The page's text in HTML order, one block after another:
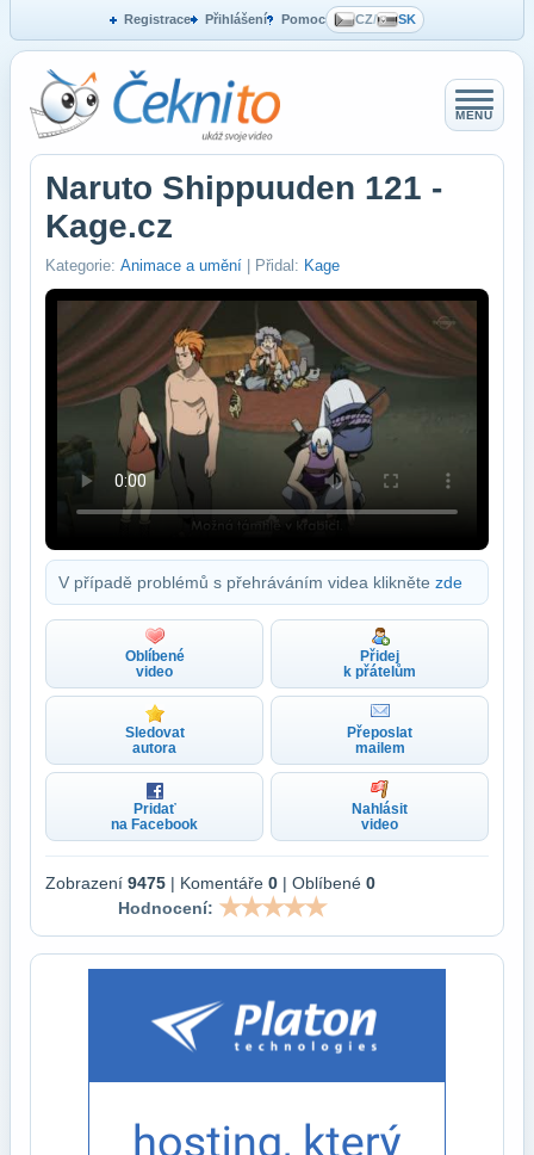
Registrace Přihlášení Pomoc CZ/ SK
MENU
Naruto Shippuuden 121 -
Kage.cz
Kategorie: Animace a umění | Přidal: Kage
V případě problémů s přehráváním videa klikněte zde
Oblíbené
video
Přidej
k přátelům
Sledovat
autora
Přeposlat
mailem
Pridať
na Facebook
Nahlásit
video
Zobrazení 9475 | Komentáře 0 | Oblíbené 0
Hodnocení: